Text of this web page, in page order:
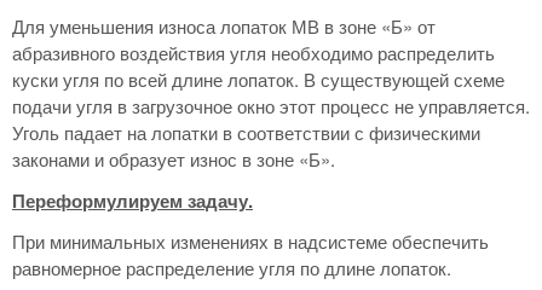
Для уменьшения износа лопаток МВ в зоне «Б» от
абразивного воздействия угля необходимо распределить
куски угля по всей длине лопаток. В существующей схеме
подачи угля в загрузочное окно этот процесс не управляется.
Уголь падает на лопатки в соответствии с физическими
законами и образует износ в зоне «Б».
Переформулируем задачу.
При минимальных изменениях в надсистеме обеспечить
равномерное распределение угля по длине лопаток.